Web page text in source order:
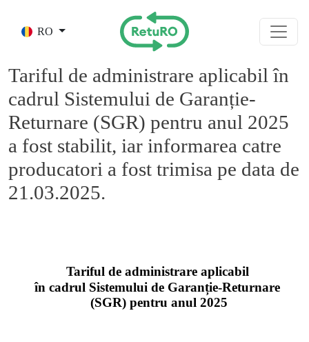
RO
Tariful de administrare aplicabil în
cadrul Sistemului de Garanție-
Returnare (SGR) pentru anul 2025
a fost stabilit, iar informarea catre
producatori a fost trimisa pe data de
21.03.2025.